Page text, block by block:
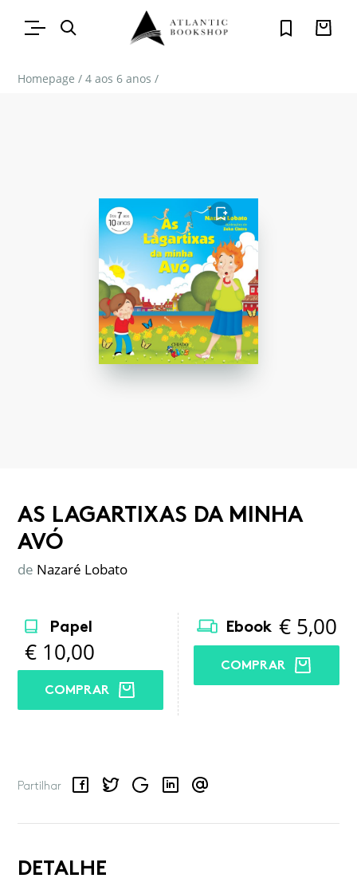
Homepage / 4 aos 6 anos /
FAVORITO
AS LAGARTIXAS DA MINHA
AVÓ
de Nazaré Lobato
Papel
€ 10,00
COMPRAR
Ebook € 5,00
COMPRAR
Partilhar
FacebookTwitterGoogle LinkedInEmail
DETALHE